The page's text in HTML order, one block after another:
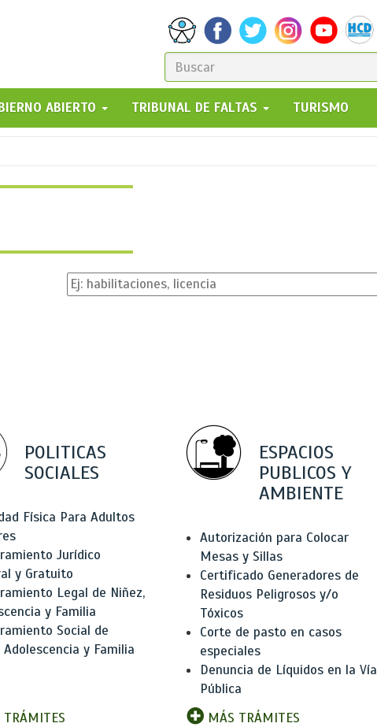
FORMULARIO
DE
BÚSQUEDA
GO!
ABIERTO TRIBUNAL DE FALTAS TURISMO
POLITICAS
SOCIALES
Física Para Adultos
Jurídico
y Gratuito
Legal de Niñez,
y Familia
Social de
Adolescencia y Familia
ESPACIOS
PUBLICOS Y
AMBIENTE
Autorización para Colocar
Mesas y Sillas
Certificado Generadores de
Residuos Peligrosos y/o
Tóxicos
Corte de pasto en casos
especiales
Denuncia de Líquidos en la Vía
Pública
MÁS TRÁMITES